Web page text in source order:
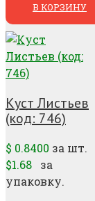
В КОРЗИНУ
Куст Листьев
(код: 746)
$ 0.8400 за шт.
$1.68
за
упаковку.